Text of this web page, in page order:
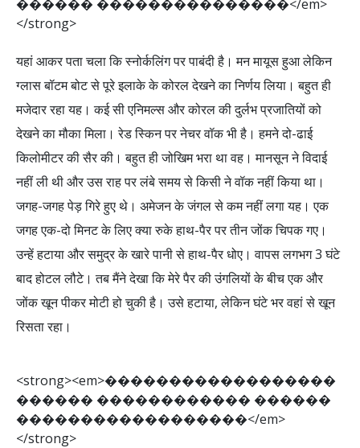
������ ���������������</em>
</strong>
यहां आकर पता चला कि स्नोर्कलिंग पर पाबंदी है। मन मायूस हुआ लेकिन
ग्लास बॉटम बोट से पूरे इलाके के कोरल देखने का निर्णय लिया। बहुत ही
मजेदार रहा यह। कई सी एनिमल्स और कोरल की दुर्लभ प्रजातियों को
देखने का मौका मिला। रेड स्किन पर नेचर वॉक भी है। हमने दो-ढाई
किलोमीटर की सैर की। बहुत ही जोखिम भरा था वह। मानसून ने विदाई
नहीं ली थी और उस राह पर लंबे समय से किसी ने वॉक नहीं किया था।
जगह-जगह पेड़ गिरे हुए थे। अमेजन के जंगल से कम नहीं लगा यह। एक
जगह एक-दो मिनट के लिए क्या रुके हाथ-पैर पर तीन जोंक चिपक गए।
उन्हें हटाया और समुद्र के खारे पानी से हाथ-पैर धोए। वापस लगभग 3 घंटे
बाद होटल लौटे। तब मैंने देखा कि मेरे पैर की उंगलियों के बीच एक और
जोंक खून पीकर मोटी हो चुकी है। उसे हटाया, लेकिन घंटे भर वहां से खून
रिसता रहा।
<strong><em>������������������
������ ������������ ������
������������������</em>
</strong>